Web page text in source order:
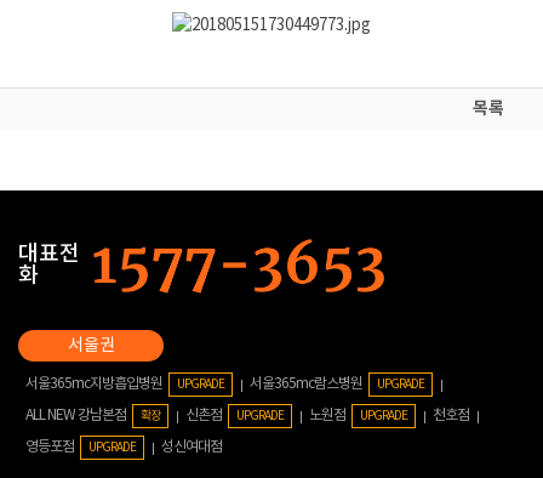
목록
대표전
화
서울365mc지방흡입병원 UPGRADE 서울365mc람스병원 UPGRADE
ALL NEW 강남본점 확장 신촌점 UPGRADE 노원점 UPGRADE
천호점
영등포점
UPGRADE 성신여대점